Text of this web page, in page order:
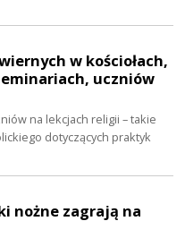
w kościołach,
uczniów
na lekcjach religii – takie
dotyczących praktyk
nożne zagrają na